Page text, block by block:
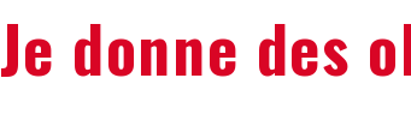
Je donne des